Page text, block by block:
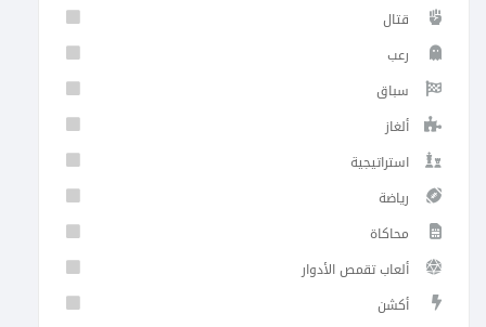
قتال
رعب
سباق
ألغاز
استراتيجية
رياضة
محاكاة
ألعاب تقمص الأدوار
أكشن